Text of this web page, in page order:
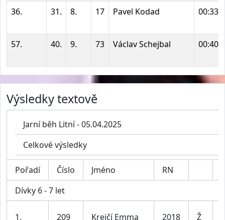
36. 31. 8. 17 Pavel Kodad
57. 40. 9. 73 Václav Schejbal
Výsledky textově
Jarní běh Litní - 05.04.2025
Celkové výsledky
Pořadí Číslo Jméno RN
Dívky 6 - 7 let
1. 209 Krejčí Emma 2018 Ž